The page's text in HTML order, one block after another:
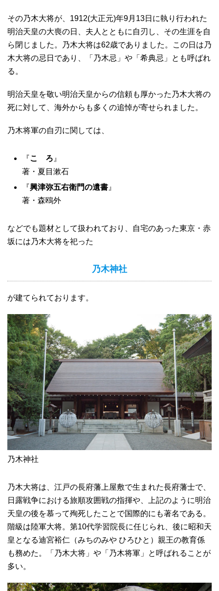
その乃木大将が、1912(大正元)年9月13日に執り行われた
明治天皇の大喪の日、夫人とともに自刃し、その生涯を自
ら閉じました。乃木大将は62歳でありました。この日は乃
木大将の忌日であり、「乃木忌」や「希典忌」とも呼ばれ
る。
明治天皇を敬い明治天皇からの信頼も厚かった乃木大将の
死に対して、海外からも多くの追悼が寄せられました。
乃木将軍の自刃に関しては、
『こゝろ 』
著・夏目漱石
『興津弥五右衛門の遺書 』
著・森鴎外
などでも題材として扱われており、自宅のあった東京・赤
坂には乃木大将を祀った
乃木神社
が建てられております。
乃木神社
乃木大将は、江戸の長府藩上屋敷で生まれた長府藩士で、
日露戦争における旅順攻囲戦の指揮や、上記のように明治
天皇の後を慕って殉死したことで国際的にも著名である。
階級は陸軍大将。第10代学習院長に任じられ、後に昭和天
皇となる迪宮裕仁（みちのみや ひろひと）親王の教育係
も務めた。「乃木大将」や「乃木将軍」と呼ばれることが
多い。